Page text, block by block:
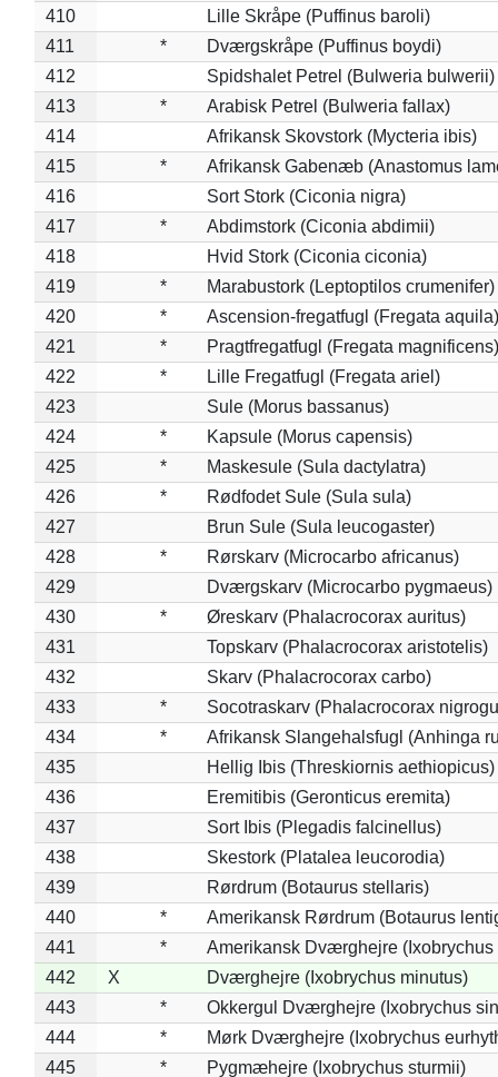
410
Lille Skråpe (Puffinus baroli)
411
*
Dværgskråpe (Puffinus boydi)
412
Spidshalet Petrel (Bulweria bulwerii)
413
*
Arabisk Petrel (Bulweria fallax)
414
Afrikansk Skovstork (Mycteria ibis)
415
*
Afrikansk Gabenæb (Anastomus
416
Sort Stork (Ciconia nigra)
417
*
Abdimstork (Ciconia abdimii)
418
Hvid Stork (Ciconia ciconia)
419
*
Marabustork (Leptoptilos crumenifer)
420
*
Ascension-fregatfugl (Fregata aquila)
421
*
Pragtfregatfugl (Fregata magnificens)
422
*
Lille Fregatfugl (Fregata ariel)
423
Sule (Morus bassanus)
424
*
Kapsule (Morus capensis)
425
*
Maskesule (Sula dactylatra)
426
*
Rødfodet Sule (Sula sula)
427
Brun Sule (Sula leucogaster)
428
*
Rørskarv (Microcarbo africanus)
429
Dværgskarv (Microcarbo pygmaeus)
430
*
Øreskarv (Phalacrocorax auritus)
431
Topskarv (Phalacrocorax aristotelis)
432
Skarv (Phalacrocorax carbo)
433
*
Socotraskarv (Phalacrocorax
434
*
Afrikansk Slangehalsfugl (Anhinga
435
Hellig Ibis (Threskiornis aethiopicus)
436
Eremitibis (Geronticus eremita)
437
Sort Ibis (Plegadis falcinellus)
438
Skestork (Platalea leucorodia)
439
Rørdrum (Botaurus stellaris)
440
*
Amerikansk Rørdrum (Botaurus
441
*
Amerikansk Dværghejre (Ixobrychus
442
X
Dværghejre (Ixobrychus minutus)
443
*
Okkergul Dværghejre (Ixobrychus
444
*
Mørk Dværghejre (Ixobrychus
445
*
Pygmæhejre (Ixobrychus sturmii)